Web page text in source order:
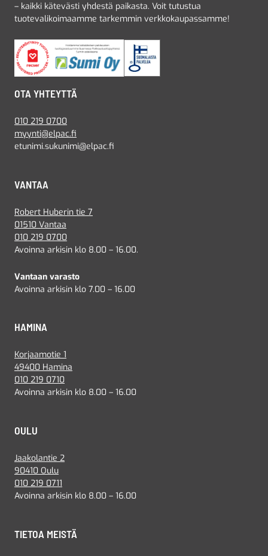
– kaikki kätevästi yhdestä paikasta. Voit tutustua
tuotevalikoimaamme tarkemmin verkkokaupassamme!
OTA YHTEYTTÄ
010 219 0700
myynti@elpac.fi
etunimi.sukunimi@elpac.fi
VANTAA
Robert Huberin tie 7
01510 Vantaa
010 219 0700
Avoinna arkisin klo 8.00 – 16.00.
Vantaan varasto
Avoinna arkisin klo 7.00 – 16.00
HAMINA
Korjaamotie 1
49400 Hamina
010 219 0710
Avoinna arkisin klo 8.00 – 16.00
OULU
Jaakolantie 2
90410 Oulu
010 219 0711
Avoinna arkisin klo 8.00 – 16.00
TIETOA MEISTÄ